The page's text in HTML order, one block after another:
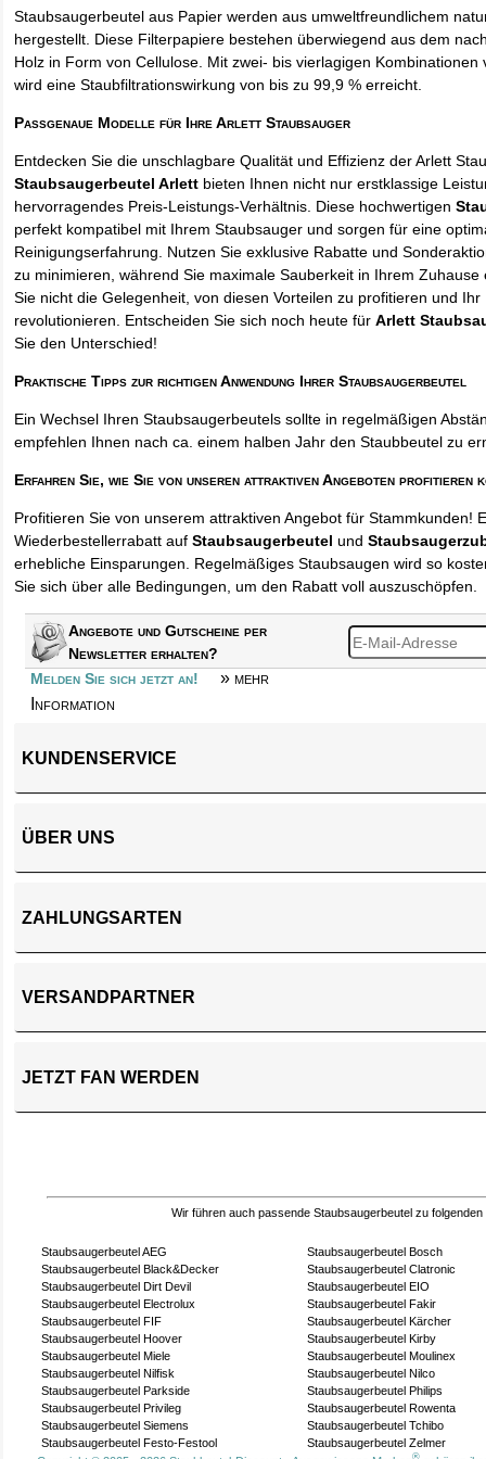
Staubsaugerbeutel aus Papier werden aus umweltfreundlichem
hergestellt. Diese Filterpapiere bestehen überwiegend aus dem
Holz in Form von Cellulose. Mit zwei- bis vierlagigen Kombinationen
wird eine Staubfiltrationswirkung von bis zu 99,9 % erreicht.
Passgenaue Modelle für Ihre Arlett Staubsauger
Entdecken Sie die unschlagbare Qualität und Effizienz der Arlett
Staubsaugerbeutel Arlett bieten Ihnen nicht nur erstklassige
hervorragendes Preis-Leistungs-Verhältnis. Diese hochwertigen
perfekt kompatibel mit Ihrem Staubsauger und sorgen für eine
Reinigungserfahrung. Nutzen Sie exklusive Rabatte und
zu minimieren, während Sie maximale Sauberkeit in Ihrem Zuhause
Sie nicht die Gelegenheit, von diesen Vorteilen zu profitieren und
revolutionieren. Entscheiden Sie sich noch heute fürArlett
Sie den Unterschied!
Praktische Tipps zur richtigen Anwendung Ihrer Staubsaugerbeutel
Ein Wechsel Ihren Staubsaugerbeutels sollte in regelmäßigen
empfehlen Ihnen nach ca. einem halben Jahr den Staubbeutel zu
Erfahren Sie, wie Sie von unseren attraktiven Angeboten profitieren
Profitieren Sie von unserem attraktiven Angebot für Stammkunden!
Wiederbestellerrabatt aufStaubsaugerbeutel und
erhebliche Einsparungen. Regelmäßiges Staubsaugen wird so
Sie sich über alle Bedingungen, um den Rabatt voll auszuschöpfen.
Angebote und Gutscheine per
Newsletter erhalten?
Melden Sie sich jetzt an!
» mehr
Information
KUNDENSERVICE
ÜBER UNS
ZAHLUNGSARTEN
VERSANDPARTNER
JETZT FAN WERDEN
Wir führen auch passende Staubsaugerbeutel zu folgenden
Staubsaugerbeutel AEG
Staubsaugerbeutel Bosch
Staubsaugerbeutel Black&Decker
Staubsaugerbeutel Clatronic
Staubsaugerbeutel Dirt Devil
Staubsaugerbeutel EIO
Staubsaugerbeutel Electrolux
Staubsaugerbeutel Fakir
Staubsaugerbeutel FIF
Staubsaugerbeutel Kärcher
Staubsaugerbeutel Hoover
Staubsaugerbeutel Kirby
Staubsaugerbeutel Miele
Staubsaugerbeutel Moulinex
Staubsaugerbeutel Nilfisk
Staubsaugerbeutel Nilco
Staubsaugerbeutel Parkside
Staubsaugerbeutel Philips
Staubsaugerbeutel Privileg
Staubsaugerbeutel Rowenta
Staubsaugerbeutel Siemens
Staubsaugerbeutel Tchibo
Staubsaugerbeutel Festo-Festool
Staubsaugerbeutel Zelmer
®